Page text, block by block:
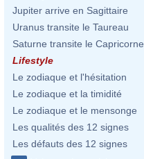
Jupiter arrive en Sagittaire
Uranus transite le Taureau
Saturne transite le Capricorne
Lifestyle
Le zodiaque et l'hésitation
Le zodiaque et la timidité
Le zodiaque et le mensonge
Les qualités des 12 signes
Les défauts des 12 signes